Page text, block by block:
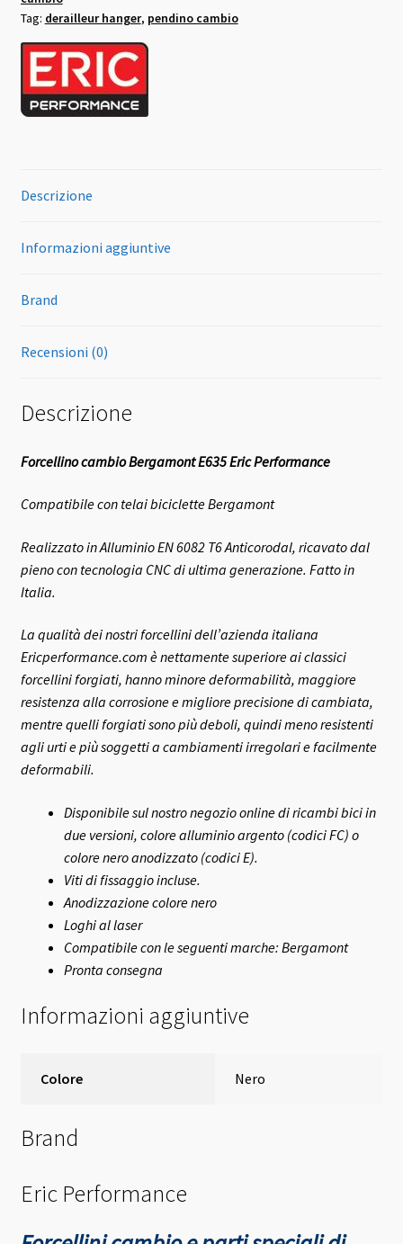
Tag: derailleur hanger, pendino cambio
Descrizione
Informazioni aggiuntive
Brand
Recensioni (0)
Descrizione
Forcellino cambio Bergamont E635 Eric Performance
Compatibile con telai biciclette Bergamont
Realizzato in Alluminio EN 6082 T6 Anticorodal, ricavato dal
pieno con tecnologia CNC di ultima generazione. Fatto in
Italia.
La qualità dei nostri forcellini dell’azienda italiana
Ericperformance.com è nettamente superiore ai classici
forcellini forgiati, hanno minore deformabilità, maggiore
resistenza alla corrosione e migliore precisione di cambiata,
mentre quelli forgiati sono più deboli, quindi meno resistenti
agli urti e più soggetti a cambiamenti irregolari e facilmente
deformabili.
Disponibile sul nostro negozio online di ricambi bici in
due versioni, colore alluminio argento (codici FC) o
colore nero anodizzato (codici E).
Viti di fissaggio incluse.
Anodizzazione colore nero
Loghi al laser
Compatibile con le seguenti marche: Bergamont
Pronta consegna
Informazioni aggiuntive
Colore Nero
Brand
Eric Performance